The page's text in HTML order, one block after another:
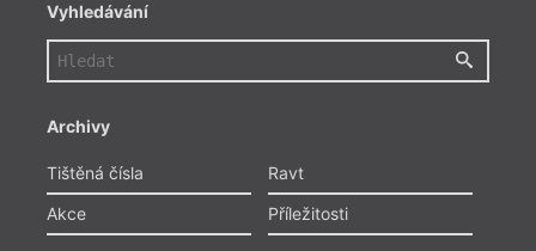
Vyhledávání
Archivy
Tištěná čísla
Ravt
Akce
Příležitosti